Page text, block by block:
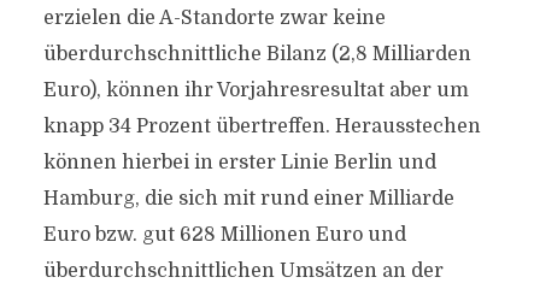
erzielen die A-Standorte zwar keine
überdurchschnittliche Bilanz (2,8 Milliarden
Euro), können ihr Vorjahresresultat aber um
knapp 34 Prozent übertreffen. Herausstechen
können hierbei in erster Linie Berlin und
Hamburg, die sich mit rund einer Milliarde
Euro bzw. gut 628 Millionen Euro und
überdurchschnittlichen Umsätzen an der